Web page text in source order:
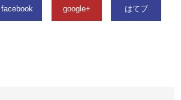
facebook google+ はてブ